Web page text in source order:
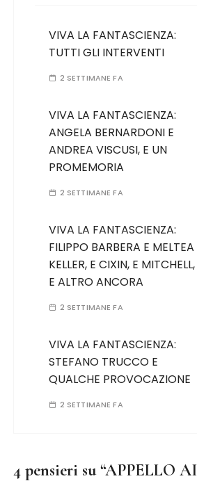
VIVA LA FANTASCIENZA:
TUTTI GLI INTERVENTI
2 SETTIMANE FA
VIVA LA FANTASCIENZA:
ANGELA BERNARDONI E
ANDREA VISCUSI, E UN
PROMEMORIA
2 SETTIMANE FA
VIVA LA FANTASCIENZA:
FILIPPO BARBERA E MELTEA
KELLER, E CIXIN, E MITCHELL,
E ALTRO ANCORA
2 SETTIMANE FA
VIVA LA FANTASCIENZA:
STEFANO TRUCCO E
QUALCHE PROVOCAZIONE
2 SETTIMANE FA
4 pensieri su “APPELLO AI